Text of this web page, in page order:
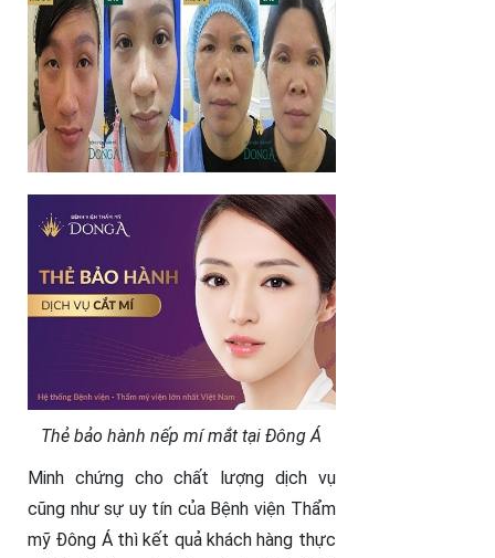
Thẻ bảo hành nếp mí mắt tại Đông Á
Minh chứng cho chất lượng dịch vụ
cũng như sự uy tín của Bệnh viện Thẩm
mỹ Đông Á thì kết quả khách hàng thực